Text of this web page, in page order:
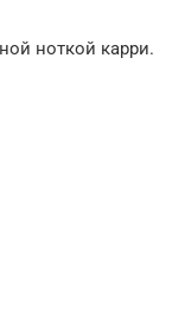
ноткой карри.